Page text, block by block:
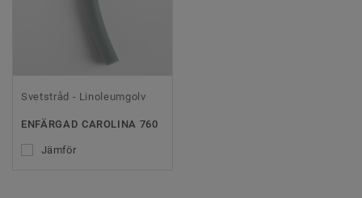
Svetstråd - Linoleumgolv
ENFÄRGAD CAROLINA 760
Jämför